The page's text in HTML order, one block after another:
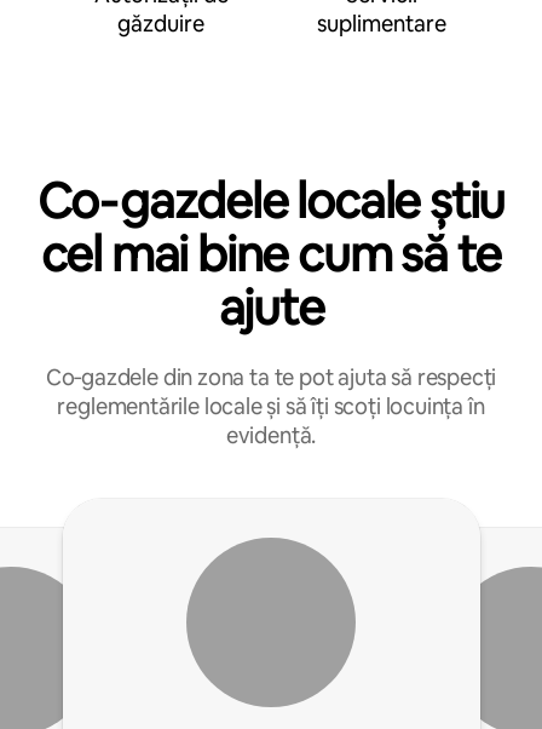
găzduire
suplimentare
Co‑gazdele locale știu
cel mai bine cum să te
ajute
Co‑gazdele din zona ta te pot ajuta să respecți
reglementările locale și să îți scoți locuința în
evidență.